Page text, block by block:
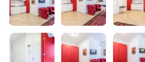
l’obbligo del ticket d’ingresso al centro
Chi soggiorna in una struttura ricettiva
soggiorno, è esentato dal pagamento
chiedere il ticket.